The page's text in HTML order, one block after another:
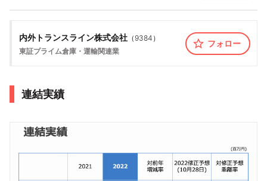
内外トランスライン株式会社 （ 9384 ）
東証プライム倉庫・運輸関連業
フォロー
連結実績